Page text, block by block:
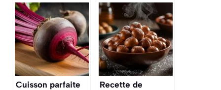
Cuisson parfaite
Recette de